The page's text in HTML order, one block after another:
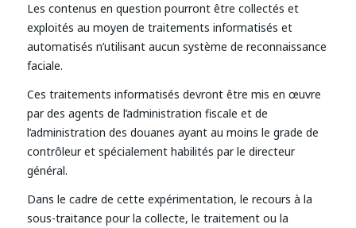
Les contenus en question pourront être collectés et
exploités au moyen de traitements informatisés et
automatisés n’utilisant aucun système de reconnaissance
faciale.
Ces traitements informatisés devront être mis en œuvre
par des agents de l’administration fiscale et de
l’administration des douanes ayant au moins le grade de
contrôleur et spécialement habilités par le directeur
général.
Dans le cadre de cette expérimentation, le recours à la
sous-traitance pour la collecte, le traitement ou la